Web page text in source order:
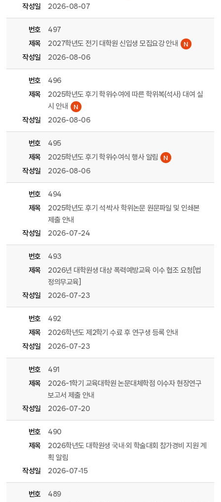
작성일
2026-08-07
번호
497
제목
2027학년도 전기 대학원 신입생 모집요강 안내
작성일
2026-08-06
번호
496
제목
2025학년도 후기 학위수여에 따른 학위복(석사) 대여 실
시 안내
작성일
2026-08-06
번호
495
제목
2025학년도 후기 학위수여식 행사 알림
작성일
2026-08-06
번호
494
제목
2025학년도 후기 석·박사 학위논문 원문파일 및 인쇄본
제출 안내
작성일
2026-07-24
번호
493
제목
2026년 대학원생 대상 폭력예방교육 이수 협조 요청[법
정의무교육]
작성일
2026-07-23
번호
492
제목
2026학년도 제2학기 수료 후 연구생 등록 안내
작성일
2026-07-23
번호
491
제목
2026-1학기 교육대학원 논문대체학점 이수자 현장연구
보고서 제출 안내
작성일
2026-07-20
번호
490
제목
2026학년도 대학원생 국내·외 학술대회 참가경비 지원 계
획 알림
작성일
2026-07-15
번호
489